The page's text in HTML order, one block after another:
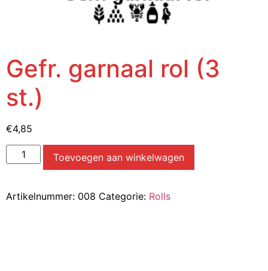
Gefr. garnaal rol (3
st.)
€4,85
Toevoegen aan winkelwagen
Artikelnummer: 008 Categorie: Rolls